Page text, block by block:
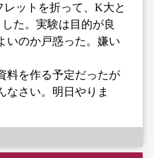
ットを折って、K大と
た。実験は目的が良
いのか戸惑った。嫌い
料を作る予定だったが
なさい。明日やりま